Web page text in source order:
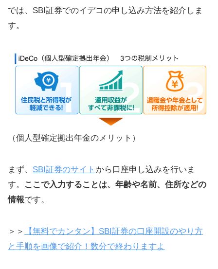
本人確認書、記入用紙、本人確認書
類を送る
バランス型の投資信託を選択
iFreeとeMAXIS最適化シリーズを
僕は、中間のミッドフィルダーを選
申し込みから3ヶ月後に買われて運用
開始
される
一時マイナスになっても気にせず、
では、SBI証券でのイデコの申し込み方法を紹介しま
す。
（個人型確定拠出年金のメリット）
まず、 SBI証券のサイト から口座申し込みを行いま
す。
ここで入力することは、年齢や名前、住所などの
情報です。
＞＞
【無料でカンタン】SBI証券の口座開設のやり方
と手順を画像で紹介！数分で終わりますよ